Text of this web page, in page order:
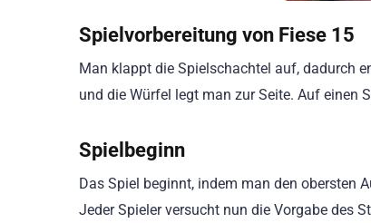
Spielvorbereitung von Fiese 15
Man klappt die Spielschachtel auf, dadurch
und die Würfel legt man zur Seite. Auf einen
Spielbeginn
Das Spiel beginnt, indem man den obersten
Jeder Spieler versucht nun die Vorgabe des